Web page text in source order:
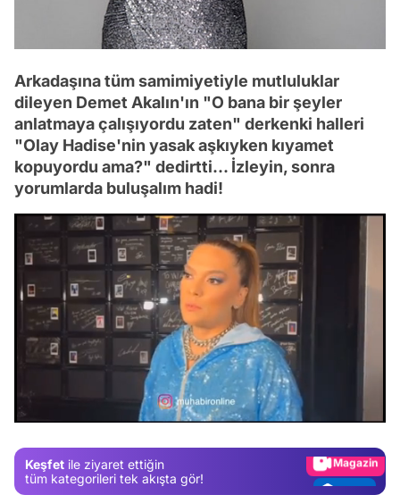
Arkadaşına tüm samimiyetiyle mutluluklar
dileyen Demet Akalın'ın "O bana bir şeyler
anlatmaya çalışıyordu zaten" derkenki halleri
"Olay Hadise'nin yasak aşkıyken kıyamet
kopuyordu ama?" dedirtti... İzleyin, sonra
yorumlarda buluşalım hadi!
/
Keşfet ile ziyaret ettiğin
tüm kategorileri tek akışta gör!
Video